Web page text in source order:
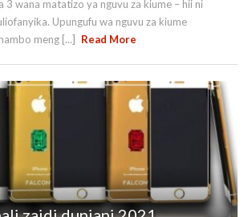
3 wana matatizo ya nguvu za kiume – hii ni
Upungufu wa nguvu za kiume
meng [...]
Read More